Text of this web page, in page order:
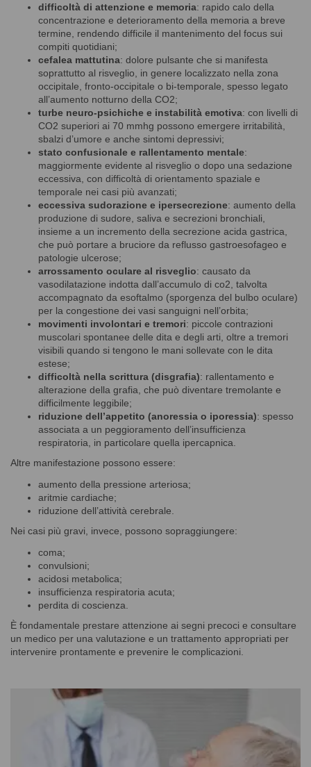
difficoltà di attenzione e memoria: rapido calo della
concentrazione e deterioramento della memoria a breve
termine, rendendo difficile il mantenimento del focus sui
compiti quotidiani;
cefalea mattutina: dolore pulsante che si manifesta
soprattutto al risveglio, in genere localizzato nella zona
occipitale, fronto-occipitale o bi-temporale, spesso legato
all’aumento notturno della CO2;
turbe neuro-psichiche e instabilità emotiva: con livelli di
CO2 superiori ai 70 mmhg possono emergere irritabilità,
sbalzi d’umore e anche sintomi depressivi;
stato confusionale e rallentamento mentale:
maggiormente evidente al risveglio o dopo una sedazione
eccessiva, con difficoltà di orientamento spaziale e
temporale nei casi più avanzati;
eccessiva sudorazione e ipersecrezione: aumento della
produzione di sudore, saliva e secrezioni bronchiali,
insieme a un incremento della secrezione acida gastrica,
che può portare a bruciore da reflusso gastroesofageo e
patologie ulcerose;
arrossamento oculare al risveglio: causato da
vasodilatazione indotta dall’accumulo di co2, talvolta
accompagnato da esoftalmo (sporgenza del bulbo oculare)
per la congestione dei vasi sanguigni nell’orbita;
movimenti involontari e tremori: piccole contrazioni
muscolari spontanee delle dita e degli arti, oltre a tremori
visibili quando si tengono le mani sollevate con le dita
estese;
difficoltà nella scrittura (disgrafia): rallentamento e
alterazione della grafia, che può diventare tremolante e
difficilmente leggibile;
riduzione dell’appetito (anoressia o iporessia): spesso
associata a un peggioramento dell’insufficienza
respiratoria, in particolare quella ipercapnica.
Altre manifestazione possono essere:
aumento della pressione arteriosa;
aritmie cardiache;
riduzione dell’attività cerebrale.
Nei casi più gravi, invece, possono sopraggiungere:
coma;
convulsioni;
acidosi metabolica;
insufficienza respiratoria acuta;
perdita di coscienza.
È fondamentale prestare attenzione ai segni precoci e consultare
un medico per una valutazione e un trattamento appropriati per
intervenire prontamente e prevenire le complicazioni.